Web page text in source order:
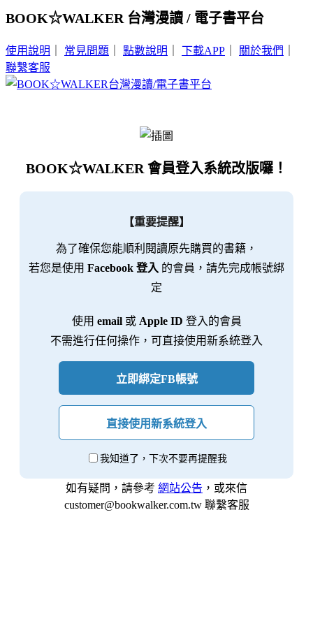
BOOK☆WALKER 台灣漫讀 / 電子書平台
使用說明 常見問題 點數說明 下載APP 關於我們
聯繫客服
BOOK☆WALKER 會員登入系統改版囉！
【重要提醒】
為了確保您能順利閱讀原先購買的書籍，
若您是使用 Facebook 登入 的會員，請先完成帳號綁
定
使用 email或 Apple ID 登入的會員
不需進行任何操作，可直接使用新系統登入
立即綁定FB帳號
直接使用新系統登入
我知道了，下次不要再提醒我
如有疑問，請參考 網站公告 ，或來信
customer@bookwalker.com.tw 聯繫客服